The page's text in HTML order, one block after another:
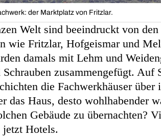
der Marktplatz von Fritzlar.
Welt sind beeindruckt von
wie Fritzlar, Hofgeismar und
damals mit Lehm und
zusammengefügt. Auf
die Fachwerkhäuser über
das Haus, desto wohlhabender
Gebäude zu übernachten?
jetzt Hotels.